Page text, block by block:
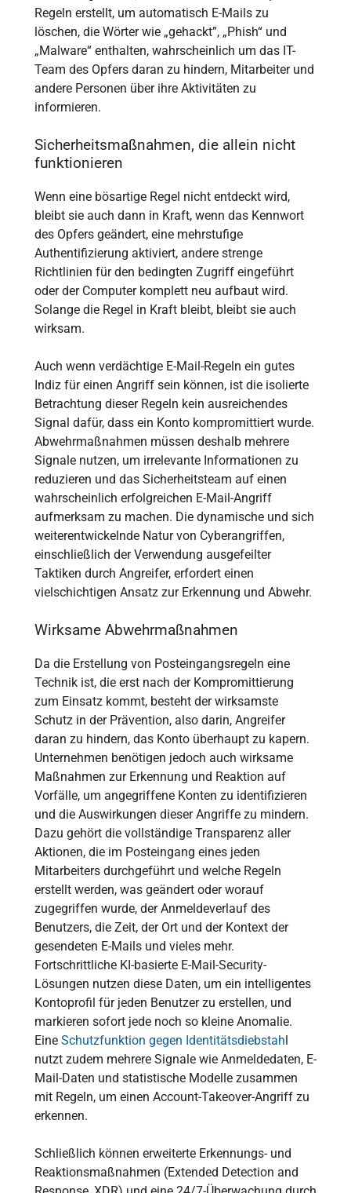
Regeln erstellt, um automatisch E-Mails zu
löschen, die Wörter wie „gehackt”, „Phish“ und
„Malware“ enthalten, wahrscheinlich um das IT-
Team des Opfers daran zu hindern, Mitarbeiter und
andere Personen über ihre Aktivitäten zu
informieren.
Sicherheitsmaßnahmen, die allein nicht
funktionieren
Wenn eine bösartige Regel nicht entdeckt wird,
bleibt sie auch dann in Kraft, wenn das Kennwort
des Opfers geändert, eine mehrstufige
Authentifizierung aktiviert, andere strenge
Richtlinien für den bedingten Zugriff eingeführt
oder der Computer komplett neu aufbaut wird.
Solange die Regel in Kraft bleibt, bleibt sie auch
wirksam.
Auch wenn verdächtige E-Mail-Regeln ein gutes
Indiz für einen Angriff sein können, ist die isolierte
Betrachtung dieser Regeln kein ausreichendes
Signal dafür, dass ein Konto kompromittiert wurde.
Abwehrmaßnahmen müssen deshalb mehrere
Signale nutzen, um irrelevante Informationen zu
reduzieren und das Sicherheitsteam auf einen
wahrscheinlich erfolgreichen E-Mail-Angriff
aufmerksam zu machen. Die dynamische und sich
weiterentwickelnde Natur von Cyberangriffen,
einschließlich der Verwendung ausgefeilter
Taktiken durch Angreifer, erfordert einen
vielschichtigen Ansatz zur Erkennung und Abwehr.
Wirksame Abwehrmaßnahmen
Da die Erstellung von Posteingangsregeln eine
Technik ist, die erst nach der Kompromittierung
zum Einsatz kommt, besteht der wirksamste
Schutz in der Prävention, also darin, Angreifer
daran zu hindern, das Konto überhaupt zu kapern.
Unternehmen benötigen jedoch auch wirksame
Maßnahmen zur Erkennung und Reaktion auf
Vorfälle, um angegriffene Konten zu identifizieren
und die Auswirkungen dieser Angriffe zu mindern.
Dazu gehört die vollständige Transparenz aller
Aktionen, die im Posteingang eines jeden
Mitarbeiters durchgeführt und welche Regeln
erstellt werden, was geändert oder worauf
zugegriffen wurde, der Anmeldeverlauf des
Benutzers, die Zeit, der Ort und der Kontext der
gesendeten E-Mails und vieles mehr.
Fortschrittliche KI-basierte E-Mail-Security-
Lösungen nutzen diese Daten, um ein intelligentes
Kontoprofil für jeden Benutzer zu erstellen, und
markieren sofort jede noch so kleine Anomalie.
Eine Schutzfunktion gegen Identitätsdiebstahl
nutzt zudem mehrere Signale wie Anmeldedaten, E-
Mail-Daten und statistische Modelle zusammen
mit Regeln, um einen Account-Takeover-Angriff zu
erkennen.
Schließlich können erweiterte Erkennungs- und
Reaktionsmaßnahmen (Extended Detection and